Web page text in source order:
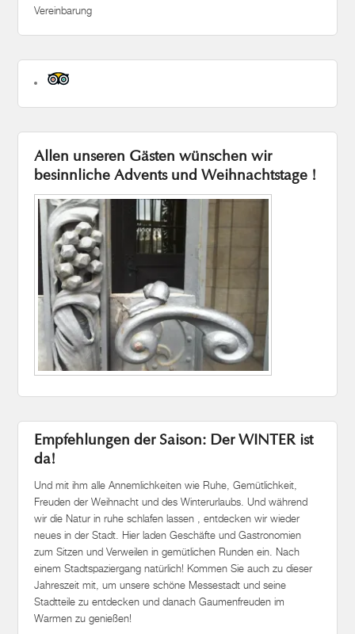
Vereinbarung
Allen unseren Gästen wünschen wir
besinnliche Advents und Weihnachtstage !
Empfehlungen der Saison: Der WINTER ist
da!
Und mit ihm alle Annemlichkeiten wie Ruhe, Gemütlichkeit,
Freuden der Weihnacht und des Winterurlaubs. Und während
wir die Natur in ruhe schlafen lassen , entdecken wir wieder
neues in der Stadt. Hier laden Geschäfte und Gastronomien
zum Sitzen und Verweilen in gemütlichen Runden ein. Nach
einem Stadtspaziergang natürlich! Kommen Sie auch zu dieser
Jahreszeit mit, um unsere schöne Messestadt und seine
Stadtteile zu entdecken und danach Gaumenfreuden im
Warmen zu genießen!